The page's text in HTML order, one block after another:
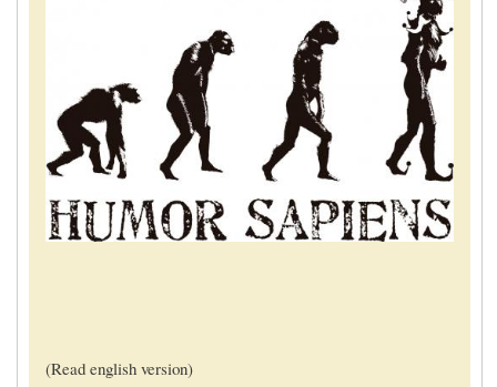
(Read english version)